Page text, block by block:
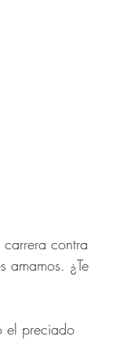
contra
amamos. ¿Te
el preciado